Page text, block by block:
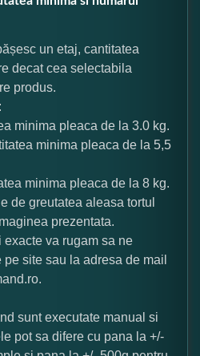
un etaj, cantitatea
decat cea selectabila
produs.
minima pleaca de la 3.0 kg.
minima pleaca de la 5,5
minima pleaca de la 8 kg.
de greutatea aleasa tortul
prezentata.
va rugam sa ne
site sau la adresa de mail
sunt executate manual si
pot sa difere cu pana la +/-